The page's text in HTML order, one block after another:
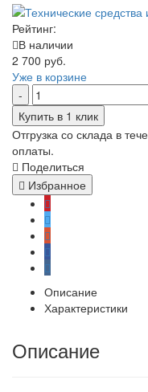
Рейтинг:
В наличии
2 700 руб.
Уже в корзине
Купить в 1 клик
Отгрузка со склада в
оплаты.
Поделиться
Избранное
Описание
Характеристики
Описание